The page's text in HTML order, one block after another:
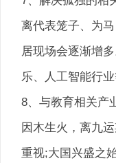
离代表笼子、为
居现场会逐渐增
乐、人工智能行
8、与教育相关产
因木生火，离九
重视;大国兴盛之